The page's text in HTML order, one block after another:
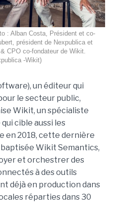
: Alban Costa, Président et co-
président de Nexpublica et
CPO co-fondateur de Wikit.
-Wikit)
un éditeur qui
le secteur public,
Wikit, un spécialiste
cible aussi les
en 2018, cette dernière
Wikit Semantics,
et orchestrer des
à des outils
déjà en production dans
réparties dans 30